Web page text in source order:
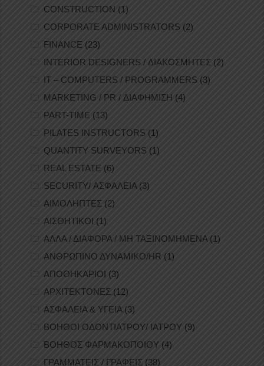
CONSTRUCTION (1)
CORPORATE ADMINISTRATORS (2)
FINANCE (23)
INTERIOR DESIGNERS / ΔΙΑΚΟΣΜΗΤΕΣ (2)
IT – COMPUTERS / PROGRAMMERS (3)
MARKETING / PR / ΔΙΑΦΗΜΙΣΗ (4)
PART-TIME (13)
PILATES INSTRUCTORS (1)
QUANTITY SURVEYORS (1)
REAL ESTATE (6)
SECURITY/ ΑΣΦΑΛΕΙΑ(3)
ΑΙΜΟΛΗΠΤΕΣ (2)
ΑΙΣΘΗΤΙΚΟΙ (1)
ΑΛΛΑ / ΔΙΑΦΟΡΑ / ΜΗ ΤΑΞΙΝΟΜΗΜΕΝΑ(1)
ΑΝΘΡΩΠΙΝΟ ΔΥΝΑΜΙΚΟ/HR (1)
ΑΠΟΘΗΚΑΡΙΟΙ (3)
ΑΡΧΙΤΕΚΤΟΝΕΣ (12)
ΑΣΦΑΛΕΙΑ & ΥΓΕΙΑ(3)
ΒΟΗΘΟΙ ΟΔΟΝΤΙΑΤΡΟΥ/ ΙΑΤΡΟΥ (9)
ΒΟΗΘΟΣ ΦΑΡΜΑΚΟΠΟΙΟΥ (4)
ΓΡΑΜΜΑΤΕΙΣ / ΓΡΑΦΕΙΣ (38)